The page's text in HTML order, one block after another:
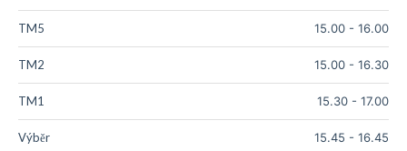
TM5 15.00 - 16.00
TM2 15.00 - 16.30
TM1 15.30 - 17.00
Výběr 15.45 - 16.45